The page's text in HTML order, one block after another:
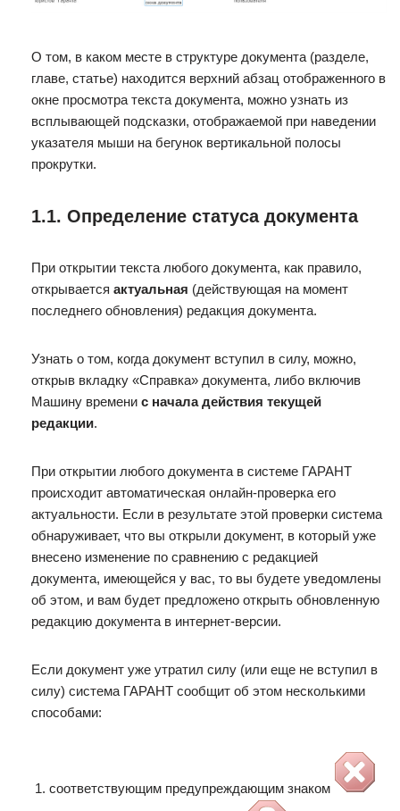
О том, в каком месте в структуре документа (разделе,
главе, статье) находится верхний абзац отображенного в
окне просмотра текста документа, можно узнать из
всплывающей подсказки, отображаемой при наведении
указателя мыши на бегунок вертикальной полосы
прокрутки.
1.1. Определение статуса документа
При открытии текста любого документа, как правило,
открывается актуальная (действующая на момент
последнего обновления) редакция документа.
Узнать о том, когда документ вступил в силу, можно,
открыв вкладку «Справка» документа, либо включив
Машину времени с начала действия текущей
редакции.
При открытии любого документа в системе ГАРАНТ
происходит автоматическая онлайн-проверка его
актуальности. Если в результате этой проверки система
обнаруживает, что вы открыли документ, в который уже
внесено изменение по сравнению с редакцией
документа, имеющейся у вас, то вы будете уведомлены
об этом, и вам будет предложено открыть обновленную
редакцию документа в интернет-версии.
Если документ уже утратил силу (или еще не вступил в
силу) система ГАРАНТ сообщит об этом несколькими
способами:
соответствующим предупреждающим знаком